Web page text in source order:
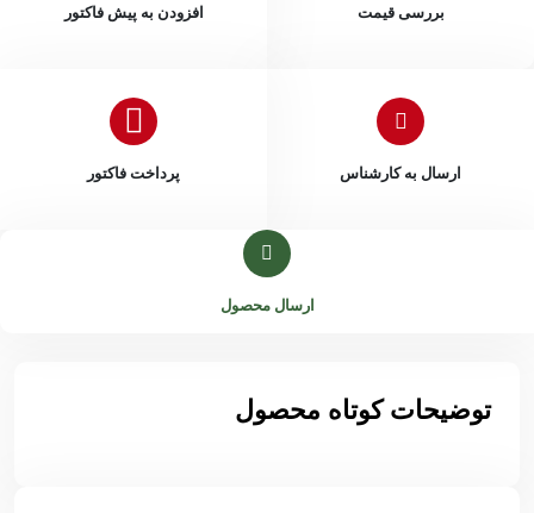
بررسی قیمت افزودن به پیش فاکتور
ارسال به کارشناس پرداخت فاکتور
ارسال محصول
توضیحات کوتاه محصول